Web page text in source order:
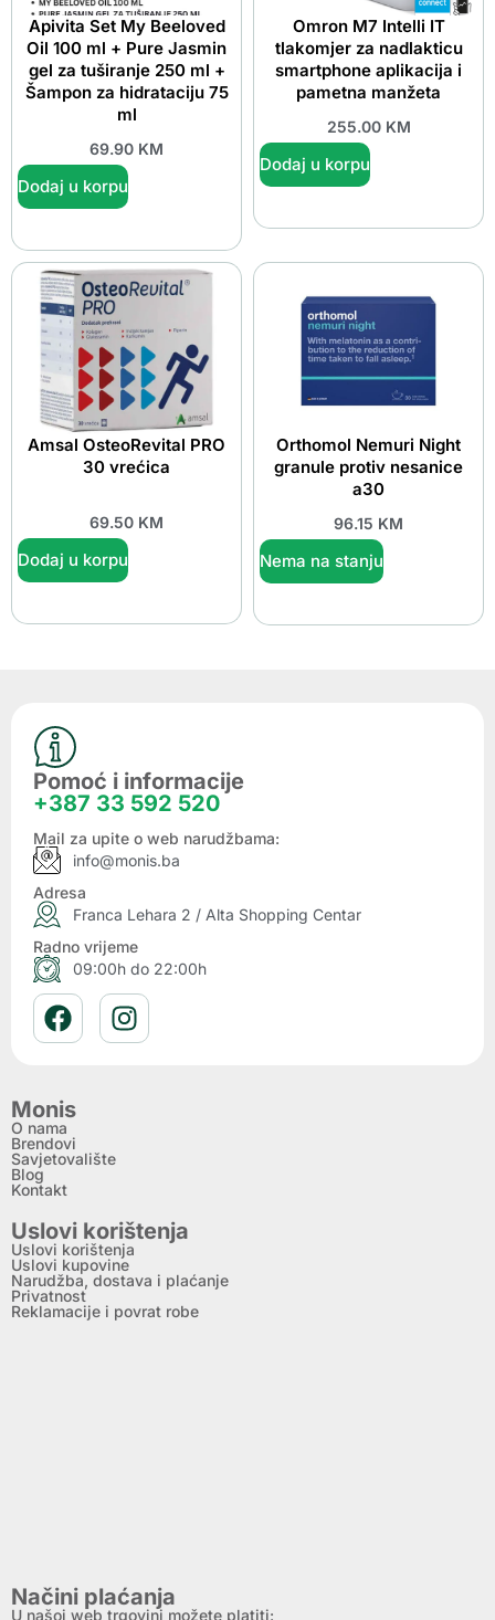
Apivita Set My Beeloved
Oil 100 ml + Pure Jasmin
gel za tuširanje 250 ml +
Šampon za hidrataciju 75
ml
69.90 KM
Dodaj u korpu
Omron M7 Intelli IT
tlakomjer za nadlakticu
smartphone aplikacija i
pametna manžeta
255.00 KM
Dodaj u korpu
Amsal OsteoRevital PRO
30 vrećica
69.50 KM
Dodaj u korpu
Orthomol Nemuri Night
granule protiv nesanice
a30
96.15 KM
Nema na stanju
Pomoć i informacije
+387 33 592 520
Mail za upite o web narudžbama:
info@monis.ba
Adresa
Franca Lehara 2 / Alta Shopping Centar
Radno vrijeme
09:00h do 22:00h
Monis
O nama
Brendovi
Savjetovalište
Blog
Kontakt
Uslovi korištenja
Uslovi korištenja
Uslovi kupovine
Narudžba, dostava i plaćanje
Privatnost
Reklamacije i povrat robe
Načini plaćanja
U našoj web trgovini možete platiti: